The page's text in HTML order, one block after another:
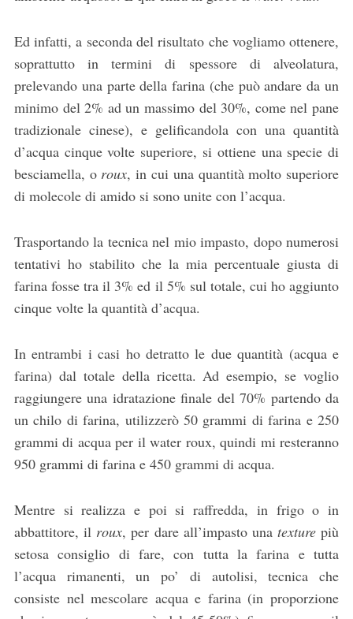
Ed infatti, a seconda del risultato che vogliamo ottenere,
soprattutto in termini di spessore di alveolatura,
prelevando una parte della farina (che può andare da un
minimo del 2% ad un massimo del 30%, come nel pane
tradizionale cinese), e gelificandola con una quantità
d’acqua cinque volte superiore, si ottiene una specie di
besciamella, o roux, in cui una quantità molto superiore
di molecole di amido si sono unite con l’acqua.
Trasportando la tecnica nel mio impasto, dopo numerosi
tentativi ho stabilito che la mia percentuale giusta di
farina fosse tra il 3% ed il 5% sul totale, cui ho aggiunto
cinque volte la quantità d’acqua.
In entrambi i casi ho detratto le due quantità (acqua e
farina) dal totale della ricetta. Ad esempio, se voglio
raggiungere una idratazione finale del 70% partendo da
un chilo di farina, utilizzerò 50 grammi di farina e 250
grammi di acqua per il water roux, quindi mi resteranno
950 grammi di farina e 450 grammi di acqua.
Mentre si realizza e poi si raffredda, in frigo o in
abbattitore, il roux, per dare all’impasto una texturepiù
setosa consiglio di fare, con tutta la farina e tutta
l’acqua rimanenti, un po’ di autolisi, tecnica che
consiste nel mescolare acqua e farina (in proporzione